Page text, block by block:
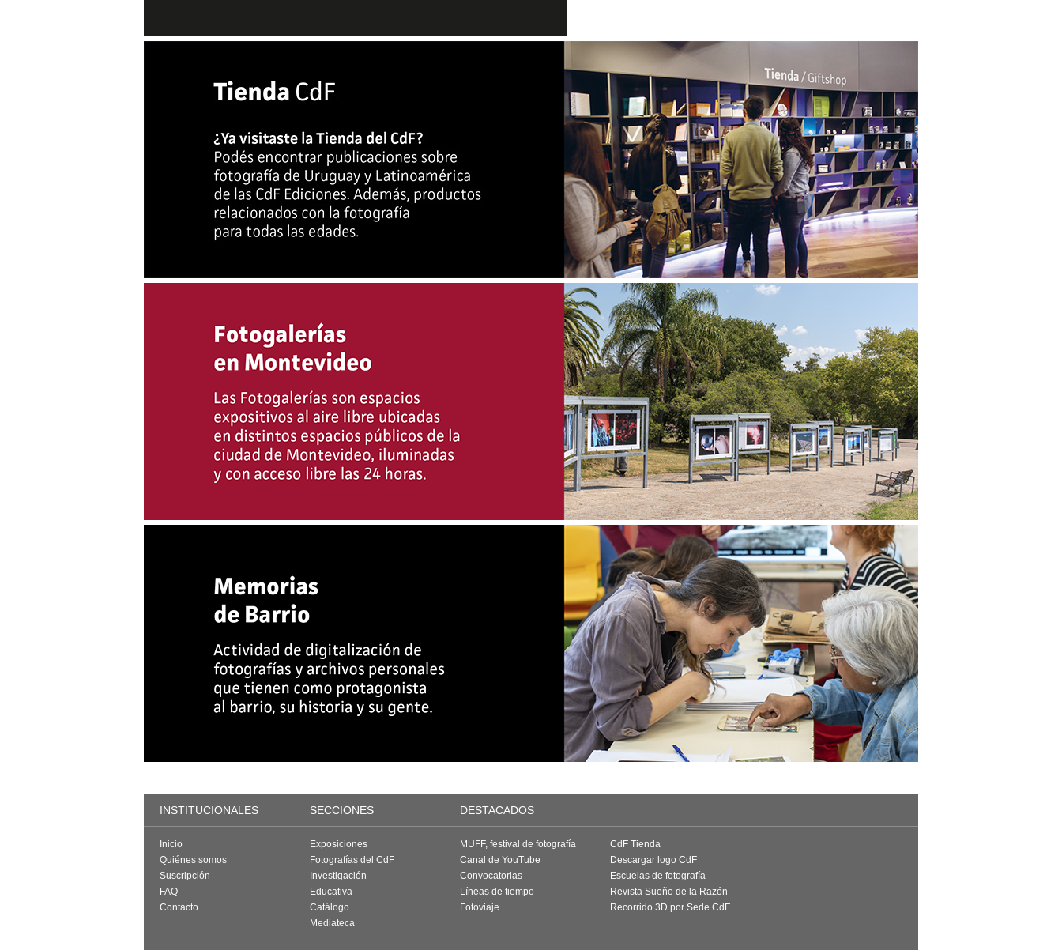
INSTITUCIONALES SECCIONES DESTACADOS
Inicio
Quiénes somos
Suscripción
FAQ
Contacto
Exposiciones
Fotografías del CdF
Investigación
Educativa
Catálogo
Mediateca
MUFF, festival de fotografía
Canal de YouTube
Convocatorias
Líneas de tiempo
Fotoviaje
CdF Tienda
Descargar logo CdF
Escuelas de fotografía
Revista Sueño de la Razón
Recorrido 3D por Sede CdF